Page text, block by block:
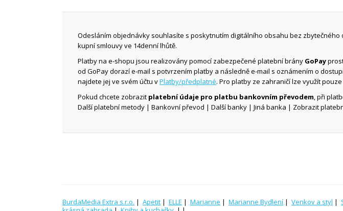
Odesláním objednávky souhlasíte s poskytnutím digitálního obsahu bez
kupní smlouvy ve 14denní lhůtě.
Platby na e-shopu jsou realizovány pomocí zabezpečené platební brány GoPay
od GoPay dorazí e-mail s potvrzením platby a následně e-mail s oznámením o
najdete jej ve svém účtu vPlatby/předplatné. Pro platby ze zahraničí lze využít
Pokud chcete zobrazit platební údaje pro platbu bankovním převodem, při
Další platební metody | Bankovní převod | Další banky | Jiná banka | Zobrazit
BurdaMedia Extra s.r.o. | Apetit | ELLE | Marianne | Marianne Bydlení | Venkov a styl |